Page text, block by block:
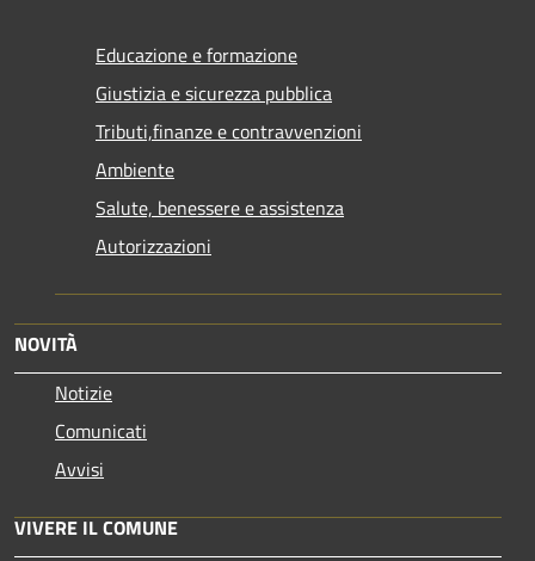
Educazione e formazione
Giustizia e sicurezza pubblica
Tributi,finanze e contravvenzioni
Ambiente
Salute, benessere e assistenza
Autorizzazioni
NOVITÀ
Notizie
Comunicati
Avvisi
VIVERE IL COMUNE